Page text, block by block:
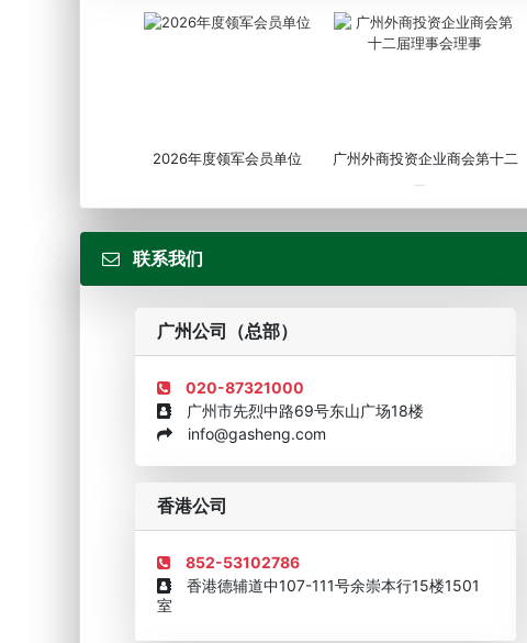
2026年度领军会员单位
广州外商投资企业商会第十二
届...
企业诚信AAAAA奖牌2015 欧美澳最具价值品牌移民机构
联系我们
广州公司（总部）
020-87321000
广州市先烈中路69号东山广场18楼
info@gasheng.com
香港公司
852-53102786
香港德辅道中107-111号余崇本行15楼1501
室